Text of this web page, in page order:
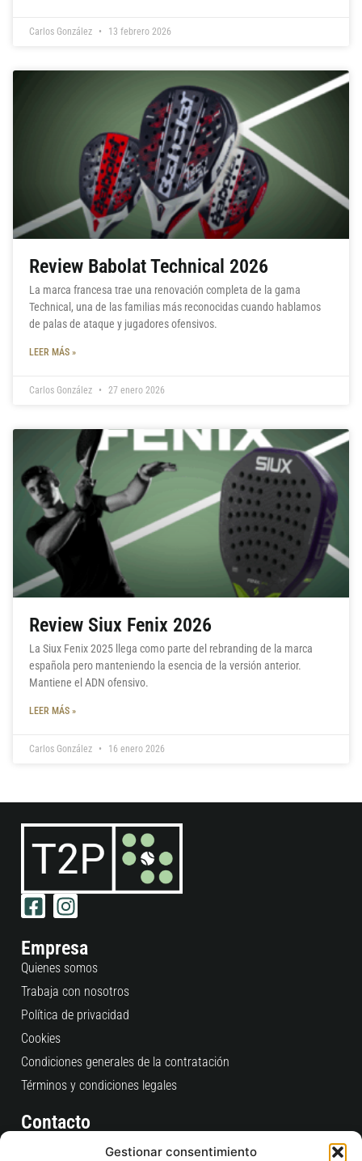
Gestionar consentimiento
Carlos González 13 febrero 2026
Review Babolat Technical 2026
La marca francesa trae una renovación completa de la gama
Technical, una de las familias más reconocidas cuando hablamos
de palas de ataque y jugadores ofensivos.
LEER MÁS »
Carlos González 27 enero 2026
Review Siux Fenix 2026
La Siux Fenix 2025 llega como parte del rebranding de la marca
española pero manteniendo la esencia de la versión anterior.
Mantiene el ADN ofensivo.
LEER MÁS »
Carlos González 16 enero 2026
Empresa
Quienes somos
Trabaja con nosotros
Política de privacidad
Cookies
Condiciones generales de la contratación
Términos y condiciones legales
Contacto
Consultas Pedidos Web